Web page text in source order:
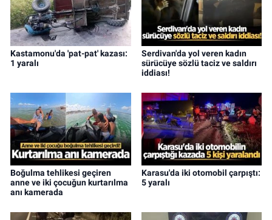
Kastamonu'da 'pat-pat' kazası:
1 yaralı
Serdivan'da yol veren kadın
sürücüye sözlü taciz ve saldırı
iddiası!
Boğulma tehlikesi geçiren
anne ve iki çocuğun kurtarılma
anı kamerada
Karasu'da iki otomobil çarpıştı:
5 yaralı